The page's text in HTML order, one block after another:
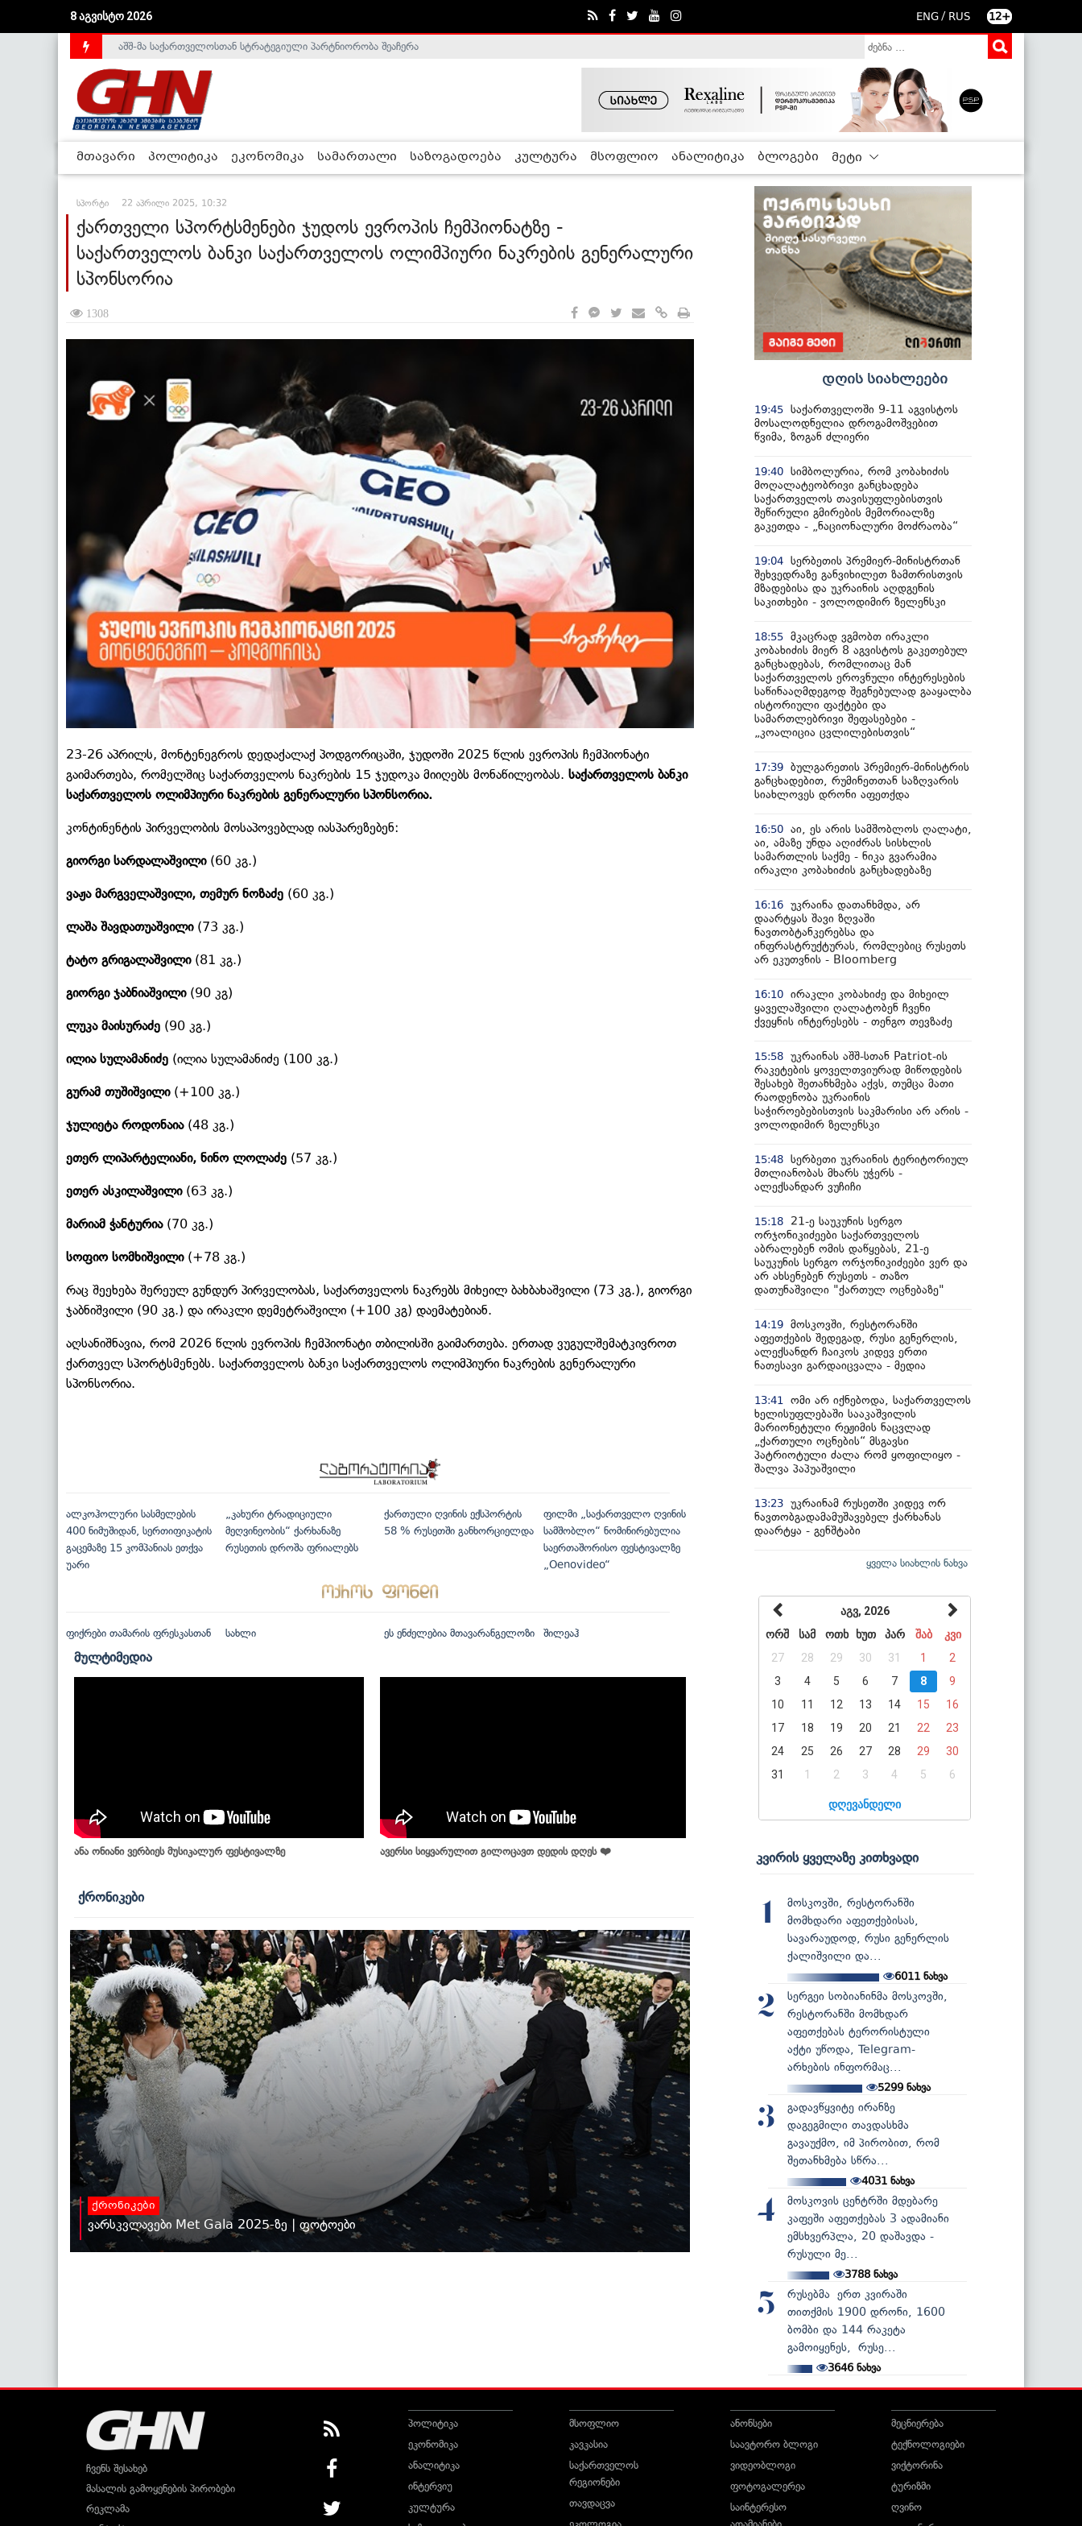
8 აგვისტო 2026 ENG / RUS 12+
საქართველოს დე-ფაქტო მთავრობა არალეგიტიმურია - ჰელსინკის კომისია
აშშ-მა საქართველოსთან სტრატეგიული პარტნიორობა შეაჩერა
მთავარი პოლიტიკა ეკონომიკა სამართალი საზოგადოება კულტურა მსოფლიო ანალიტიკა ბლოგები მეტი
სპორტი 22 აპრილი 2025, 10:32
ქართველი სპორტსმენები ჯუდოს ევროპის ჩემპიონატზე -
საქართველოს ბანკი საქართველოს ოლიმპიური ნაკრების გენერალური
სპონსორია
1308
23-26 აპრილს, მონტენეგროს დედაქალაქ პოდგორიცაში, ჯუდოში 2025 წლის ევროპის ჩემპიონატი
გაიმართება, რომელშიც საქართველოს ნაკრების 15 ჯუდოკა მიიღებს მონაწილეობას. საქართველოს ბანკი
საქართველოს ოლიმპიური ნაკრების გენერალური სპონსორია.
კონტინენტის პირველობის მოსაპოვებლად იასპარეზებენ:
გიორგი სარდალაშვილი(60 კგ.)
ვაჟა მარგველაშვილი, თემურ ნოზაძე (60 კგ.)
ლაშა შავდათუაშვილი(73 კგ.)
ტატო გრიგალაშვილი (81 კგ.)
გიორგი ჯაბნიაშვილი(90 კგ)
ლუკა მაისურაძე (90 კგ.)
ილია სულამანიძე (ილია სულამანიძე (100 კგ.)
გურამ თუშიშვილი (+100 კგ.)
ჯულიეტა როდონაია(48 კგ.)
ეთერ ლიპარტელიანი, ნინო ლოლაძე (57 კგ.)
ეთერ ასკილაშვილი(63 კგ.)
მარიამ ჭანტურია(70 კგ.)
სოფიო სომხიშვილი (+78 კგ.)
რაც შეეხება შერეულ გუნდურ პირველობას, საქართველოს ნაკრებს მიხეილ ბახბახაშვილი (73 კგ.), გიორგი
ჯაბნიშვილი (90 კგ.) და ირაკლი დემეტრაშვილი (+100 კგ) დაემატებიან.
აღსანიშნავია, რომ 2026 წლის ევროპის ჩემპიონატი თბილისში გაიმართება. ერთად ვუგულშემატკივროთ
ქართველ სპორტსმენებს. საქართველოს ბანკი საქართველოს ოლიმპიური ნაკრების გენერალური
სპონსორია.
ალკოჰოლური სასმელების
400 ნიმუშიდან, სერთიფიკატის
გაცემაზე 15 კომპანიას ეთქვა
უარი
„კახური ტრადიციული
მეღვინეობის“ ქარხანაზე
რუსეთის დროშა ფრიალებს
ქართული ღვინის ექსპორტის
58 % რუსეთში განხორციელდა
ფილმი „საქართველო ღვინის
სამშობლო“ ნომინირებულია
საერთაშორისო ფესტივალზე
„Oenovideo“
ფიქრები თამარის ფრესკასთან სახლი ეს ენძელებია მთავარანგელოზი შილეაჰ
მულტიმედია
ანა ონიანი ვერბიეს მუსიკალურ ფესტივალზე ავერსი სიყვარულით გილოცავთ დედის დღეს ❤️
ქრონიკები
ქრონიკები
ვარსკვლავები Met Gala 2025-ზე | ფოტოები
დღის სიახლეები
19:45 საქართველოში 9-11 აგვისტოს
მოსალოდნელია დროგამოშვებით
წვიმა, ზოგან ძლიერი
19:40 სიმბოლურია, რომ კობახიძის
მოღალატეობრივი განცხადება
საქართველოს თავისუფლებისთვის
შეწირული გმირების მემორიალზე
გაკეთდა - „ნაციონალური მოძრაობა“
19:04 სერბეთის პრემიერ-მინისტრთან
შეხვედრაზე განვიხილეთ ზამთრისთვის
მზადებისა და უკრაინის აღდგენის
საკითხები - ვოლოდიმირ ზელენსკი
18:55 მკაცრად ვგმობთ ირაკლი
კობახიძის მიერ 8 აგვისტოს გაკეთებულ
განცხადებას, რომლითაც მან
საქართველოს ეროვნული ინტერესების
საწინააღმდეგოდ შეგნებულად გააყალბა
ისტორიული ფაქტები და
სამართლებრივი შეფასებები -
„კოალიცია ცვლილებისთვის“
17:39 ბულგარეთის პრემიერ-მინისტრის
განცხადებით, რუმინეთთან საზღვარის
სიახლოვეს დრონი აფეთქდა
16:50 აი, ეს არის სამშობლოს ღალატი,
აი, ამაზე უნდა აღიძრას სისხლის
სამართლის საქმე - ნიკა გვარამია
ირაკლი კობახიძის განცხადებაზე
16:16 უკრაინა დათანხმდა, არ
დაარტყას შავი ზღვაში
ნავთობტანკერებსა და
ინფრასტრუქტურას, რომლებიც რუსეთს
არ ეკუთვნის - Bloomberg
16:10 ირაკლი კობახიძე და მიხეილ
ყაველაშვილი ღალატობენ ჩვენი
ქვეყნის ინტერესებს - თენგო თევზაძე
15:58 უკრაინას აშშ-სთან Patriot-ის
რაკეტების ყოველთვიურად მიწოდების
შესახებ შეთანხმება აქვს, თუმცა მათი
რაოდენობა უკრაინის
საჭიროებებისთვის საკმარისი არ არის -
ვოლოდიმირ ზელენსკი
15:48 სერბეთი უკრაინის ტერიტორიულ
მთლიანობას მხარს უჭერს -
ალექსანდარ ვუჩიჩი
15:18
21-ე საუკუნის სერგო
ორჯონიკიძეები საქართველოს
აბრალებენ ომის დაწყებას, 21-ე
საუკუნის სერგო ორჯონიკიძეები ვერ და
არ ახსენებენ რუსეთს - თაზო
დათუნაშვილი "ქართულ ოცნებაზე"
14:19 მოსკოვში, რესტორანში
აფეთქების შედეგად, რუსი გენერლის,
ალექსანდრ ჩაიკოს კიდევ ერთი
ნათესავი გარდაიცვალა - მედია
13:41
ომი არ იქნებოდა, საქართველოს
ხელისუფლებაში სააკაშვილის
მარიონეტული რეჟიმის ნაცვლად
„ქართული ოცნების“ მსგავსი
პატრიოტული ძალა რომ ყოფილიყო -
შალვა პაპუაშვილი
13:23 უკრაინამ რუსეთში კიდევ ორ
ნავთობგადამამუშავებელ ქარხანას
დაარტყა - გენშტაბი
ყველა სიახლის ნახვა
აგვ, 2026
ორშ
სამ ოთხ ხუთ პარ შაბ
კვი
27
28 29 30 31 1
2
3
4 5 6 7 8
9
10
11 12 13 14 15
16
17
18 19 20 21 22
23
24
25 26 27 28 29
30
31
1 2 3 4 5 6
დღევანდელი
კვირის ყველაზე კითხვადი
1
მოსკოვში, რესტორანში
მომხდარი აფეთქებისას,
სავარაუდოდ, რუსი გენერლის
ქალიშვილი და...
6011 ნახვა
2
სერგეი სობიანინმა მოსკოვში,
რესტორანში მომხდარ
აფეთქებას ტერორისტული
აქტი უწოდა, Telegram-
არხების ინფორმაც...
5299 ნახვა
3
გადავწყვიტე ირანზე
დაგეგმილი თავდასხმა
გავაუქმო, იმ პირობით, რომ
შეთანხმება სწრა...
4031ნახვა
4
მოსკოვის ცენტრში მდებარე
კაფეში აფეთქებას 3 ადამიანი
ემსხვერპლა, 20 დაშავდა -
რუსული მე...
3788ნახვა
5
რუსებმა ერთ კვირაში
თითქმის 1900 დრონი, 1600
ბომბი და 144 რაკეტა
გამოიყენეს, რუსე...
3646ნახვა
ჩვენს შესახებ
მასალის გამოყენების პირობები
რეკლამა
პოლიტიკა
ეკონომიკა
ანალიტიკა
ინტერვიუ
კულტურა
მსოფლიო
კავკასია
საქართველოს
რეგიონები
თავდაცვა
ანონსები
საავტორო ბლოგი
ვიდეობლოგი
ფოტოგალერეა
საინტერესო
მეცნიერება
ტექნოლოგიები
ვიქტორინა
ტურიზმი
ღვინო